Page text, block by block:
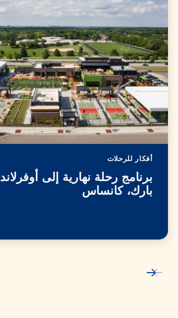
أفكار للرحلات
برنامج رحلة نهارية إلى أوفرلاند
بارك، كانساس